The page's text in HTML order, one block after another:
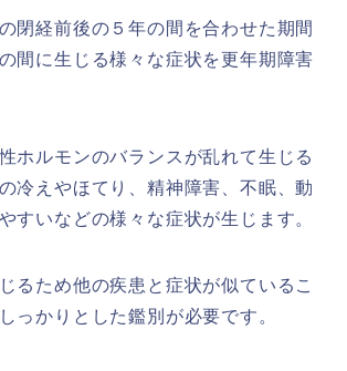
閉経前後の５年の間を合わせた期間
間に生じる様々な症状を更年期障害
ホルモンのバランスが乱れて生じる
冷えやほてり、精神障害、不眠、動
すいなどの様々な症状が生じます。
るため他の疾患と症状が似ているこ
っかりとした鑑別が必要です。